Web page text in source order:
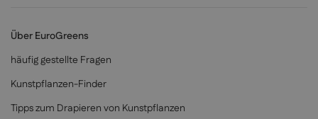
Über EuroGreens
häufig gestellte Fragen
Kunstpflanzen-Finder
Tipps zum Drapieren von Kunstpflanzen